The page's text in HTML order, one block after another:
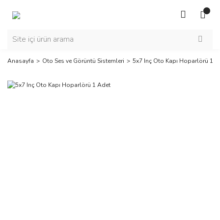
Anasayfa Oto Ses ve Görüntü Sistemleri 5x7 Inç Oto Kapı Hoparlörü 1